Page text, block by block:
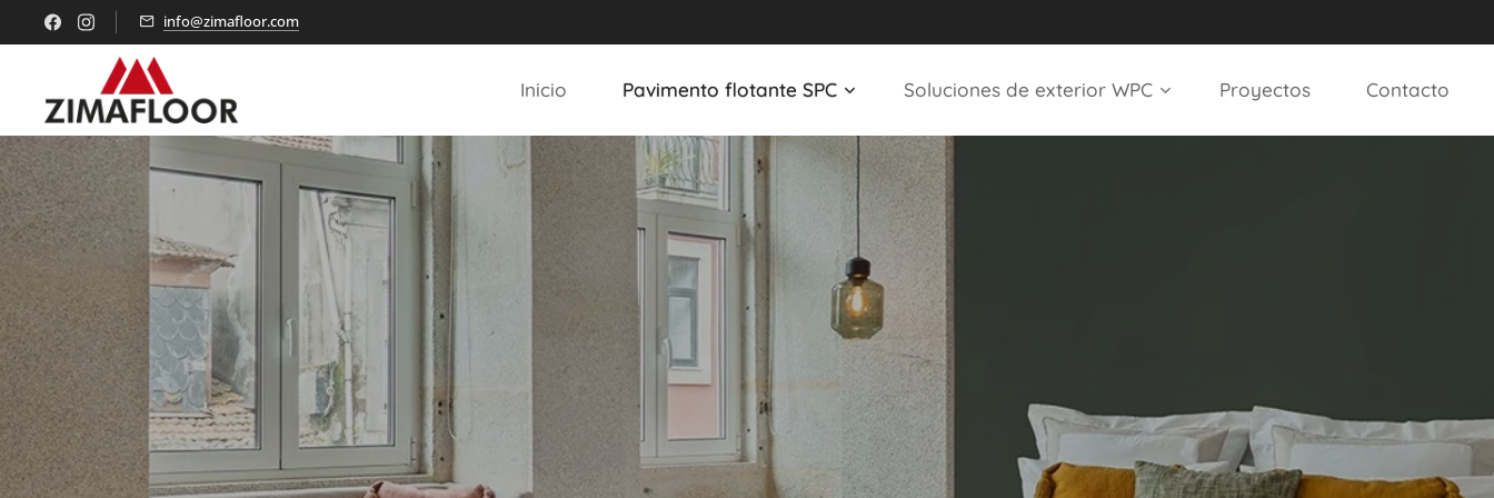
info@zimafloor.com
Inicio Pavimento flotante SPC Soluciones de exterior WPC Proyectos Contacto